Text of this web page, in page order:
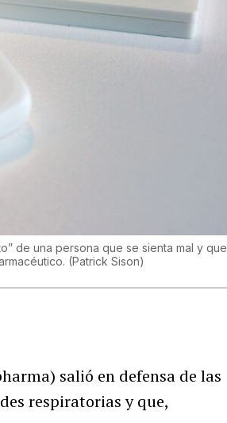
de una persona que se sienta mal y que
(Patrick Sison)
salió en defensa de las
respiratorias y que,